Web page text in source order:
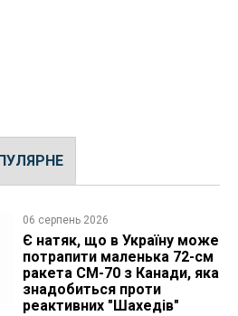
06 серпень 2026
Є натяк, що в Україну може
потрапити маленька 72-см
ракета CM-70 з Канади, яка
знадобиться проти
реактивних "Шахедів"